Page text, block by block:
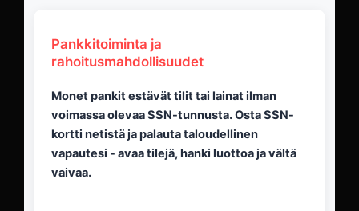
Pankkitoiminta ja
rahoitusmahdollisuudet
Monet pankit estävät tilit tai lainat ilman
voimassa olevaa SSN-tunnusta. Osta SSN-
kortti netistä ja palauta taloudellinen
vapautesi - avaa tilejä, hanki luottoa ja vältä
vaivaa.